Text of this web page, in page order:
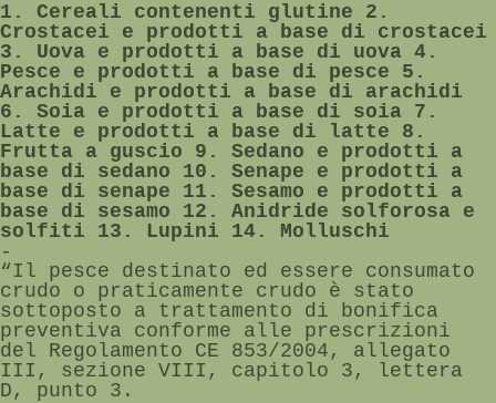
1. Cereali contenenti glutine 2.
Crostacei e prodotti a base di crostacei
3. Uova e prodotti a base di uova 4.
Pesce e prodotti a base di pesce 5.
Arachidi e prodotti a base di arachidi
6. Soia e prodotti a base di soia 7.
Latte e prodotti a base di latte 8.
Frutta a guscio 9. Sedano e prodotti a
base di sedano 10. Senape e prodotti a
base di senape 11. Sesamo e prodotti a
base di sesamo 12. Anidride solforosa e
solfiti 13. Lupini 14. Molluschi
-
“Il pesce destinato ed essere consumato
crudo o praticamente crudo è stato
sottoposto a trattamento di bonifica
preventiva conforme alle prescrizioni
del Regolamento CE 853/2004, allegato
III, sezione VIII, capitolo 3, lettera
D, punto 3.